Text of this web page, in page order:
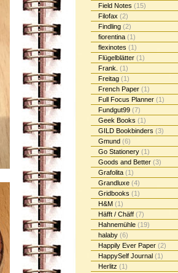
Field Notes (15)
Filofax (2)
Findling (2)
fiorentina (1)
flexinotes (1)
Flügelblätter (1)
Frank. (1)
Freitag (1)
French Paper (1)
Full Focus Planner (1)
Fundgut99 (7)
Geek Books (1)
GILD Bookbinders (3)
Gmund (6)
Go Stationery (1)
Goods and Better (3)
Grafolita (1)
Grandluxe (4)
Gridbooks (1)
H&M (1)
Häfft / Chäff (7)
Hahnemühle (19)
halaby (6)
Happily Ever Paper (2)
HappySelf Journal (1)
Herlitz (1)